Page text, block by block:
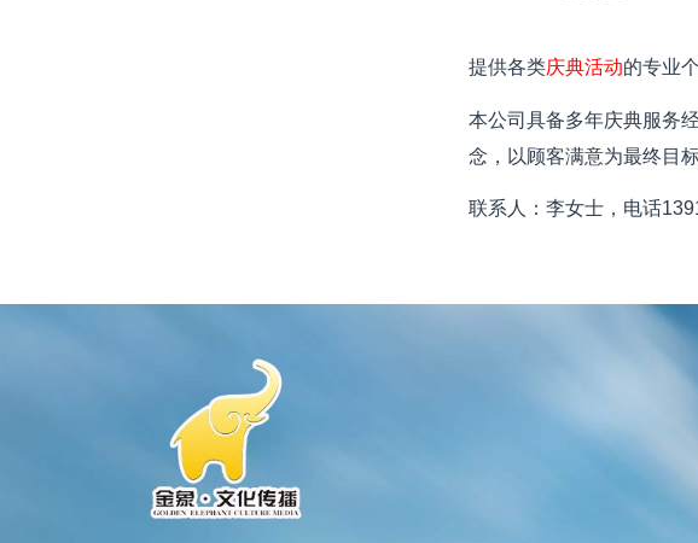
提供各类庆典活动的专业
本公司具备多年庆典服务
念，以顾客满意为最终目
联系人：李女士，电话